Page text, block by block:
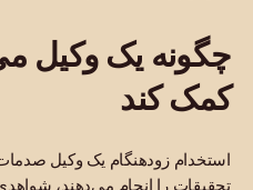
چگونه یک وکیل
کمک کند
استخدام زودهنگام یک وکیل
تحقیقات را انجام می‌دهند،